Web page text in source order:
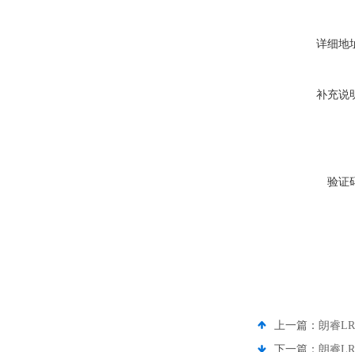
详细地
补充说
验证
上一篇： 朗睿
下一篇： 朗睿